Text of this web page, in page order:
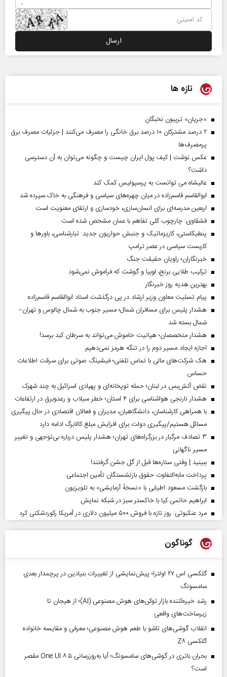
تازه ها
«جریان» تریبون نخبگان
۲ درصد مشترکان ۱۰ درصد برق خانگی را مصرف می‌کنند | جزئیات مصرف برق
پرمصرف‌ها
عکس نوشت | کیف پول ایران چیست و چگونه می‌توان به آن دسترسی
داشت؟
عالیشاه می توانست به پرسپولیس کمک کند
ابوالقاسم قاسم‌زاده در میان چهره‌های سیاسی و فرهنگی به خاک سپرده شد
اربعین مدرسه‌ای برای انسان‌سازی، خودسازی و ارتقای معنویت است
قشقاوی: چارچوب کلی تفاهم با عمان مشخص شده است
پنطیکاستی، کاریزماتیک و جنبش حواریون جدید: تبارشناسی، باور‌ها و
کاربست سیاسی در عصر ترامپ
خبرنگاران؛ راویان حقیقت جنگ
ترکیب طلایی برنج، لوبیا و گوشت که فراموش نمی‌شود
بهترین هدیه روز خبرنگار
پیام تسلیت معاون وزیر ارشاد در پی درگذشت استاد ابوالقاسم قاسم‌زاده
هشدار پلیس برای مسافران شمال؛ مسیر جنوب به شمال چالوس و تهران–
شمال بسته شد
هشدار متخصصان؛ هپاتیت خاموش می‌تواند به سرطان کبد برسد!
اجازه ایجاد مسیر دوم را در تنگه هرمز نمی‌دهیم
هک شرکت‌های مالی با تماس تلفنی؛ فیشینگ صوتی برای سرقت اطلاعات
حساس
نقض آتش‌بس در لبنان؛ حمله توپخانه‌ای و پهپادی اسرائیل به چند شهرک
هشدار نارنجی هواشناسی برای ۴ استان؛ خطر سیلاب و رعدوبرق در ارتفاعات
با همراهی کارشناسان، دانشگاهیان، مدیران و فعالان اقتصادی در حال پیگیری
مسائل هستیم/پیگیری دولت برای افزایش مبلغ کالابرگ ادامه دارد
۳ تصادف مرگبار در بزرگراه‌های تهران؛ هشدار پلیس درباره بی‌توجهی و تغییر
مسیر ناگهانی
ببینید | وقتی ستاره‌ها قبل از گل جشن گرفتند!
پرداخت مابه‌التفاوت حقوق بازنشستگان تأمین اجتماعی
بازگشت مسعود اطیابی با «نسخهٔ آزمایشی» به تلویزیون
ابراهیم حاتمی کیا با خاکستر سبز در شبکه نمایش
مرد عنکبوتی: روز تازه با فروش ۵۰۰ میلیون دلاری در آمریکا رکوردشکنی کرد
گوناگون
گلکسی اس ۲۷ اولترا؛ پیش‌نمایشی از تغییرات بنیادین در پرچمدار بعدی
سامسونگ
رشد خیره‌کننده بازار توکن‌های هوش مصنوعی (AI)؛ از هیجان تا
زیرساخت‌های واقعی
انقلاب گوشی‌های تاشو‌ با طعم هوش مصنوعی؛ معرفی و مقایسه خانواده
گلکسی Z۸
بحران باتری در گوشی‌های سامسونگ؛ آیا به‌روزرسانی One UI ۸.۵ مقصر
است؟